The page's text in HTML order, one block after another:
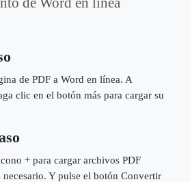
de PDF a Word en línea. A
clic en el botón más para cargar su
+ para cargar archivos PDF
necesario. Y pulse el botón Convertir